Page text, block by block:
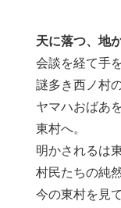
天に落つ、地
会談を経て手
謎多き西ノ村
ヤマハおばあ
東村へ。
明かされるは
村民たちの純
今の東村を見